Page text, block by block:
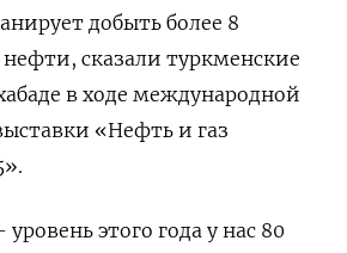
добыть более 8
сказали туркменские
в ходе международной
«Нефть и газ
этого года у нас 80